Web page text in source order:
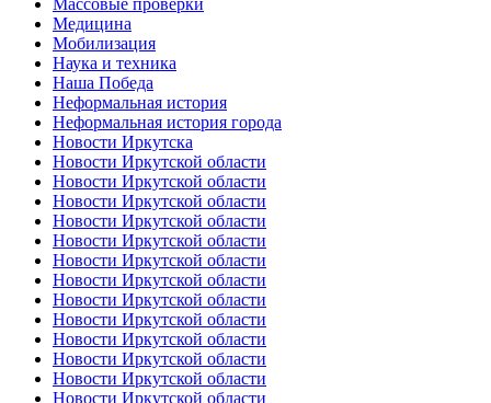
Медицина
Мобилизация
Наука и техника
Наша Победа
Неформальная история
Неформальная история города
Новости Иркутска
Новости Иркутской области
Новости Иркутской области
Новости Иркутской области
Новости Иркутской области
Новости Иркутской области
Новости Иркутской области
Новости Иркутской области
Новости Иркутской области
Новости Иркутской области
Новости Иркутской области
Новости Иркутской области
Новости Иркутской области
Новости Иркутской области